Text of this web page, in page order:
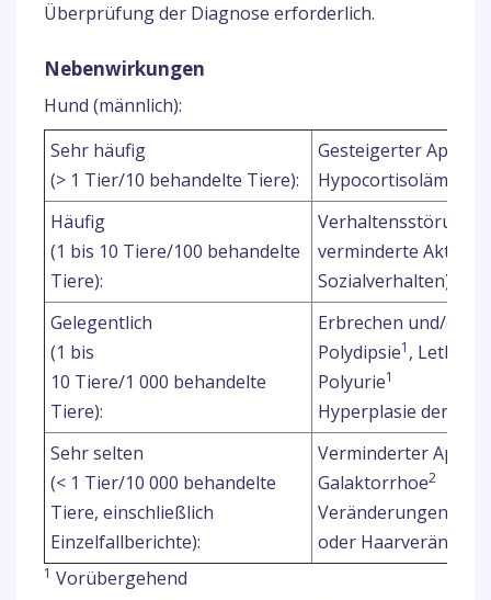
Überprüfung der Diagnose erforderlich.
Nebenwirkungen
Hund (männlich):
Sehr häufig
(> 1 Tier/10 behandelte Tiere):
Gesteigerter Appetit
Hypocortisolämie
Häufig
(1 bis 10 Tiere/100 behandelte
Tiere):
verminderte
Sozialverhalten)
Gelegentlich
(1 bis
10 Tiere/1 000 behandelte
Tiere):
Erbrechen und/
Polydipsie1 ,
Polyurie1
Hyperplasie der
Sehr selten
(< 1 Tier/10 000 behandelte
Tiere, einschließlich
Einzelfallberichte):
Verminderter
Galaktorrhoe2
Veränderungen des
oder
1 Vorübergehend